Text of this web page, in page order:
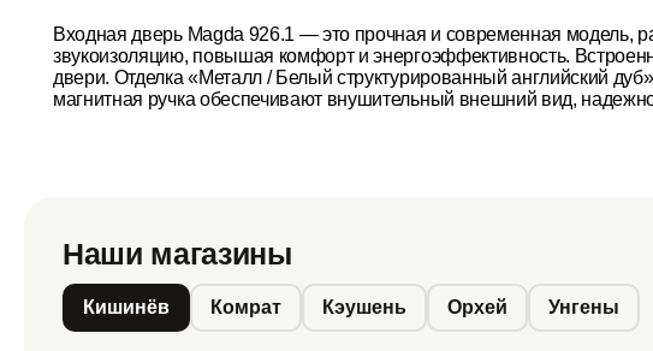
Входная дверь Magda 926.1 — это прочная и современная модель,
звукоизоляцию, повышая комфорт и энергоэффективность.
двери. Отделка «Металл / Белый структурированный английский
магнитная ручка обеспечивают внушительный внешний вид,
Наши магазины
Кишинёв Комрат Кэушень Орхей Унгены